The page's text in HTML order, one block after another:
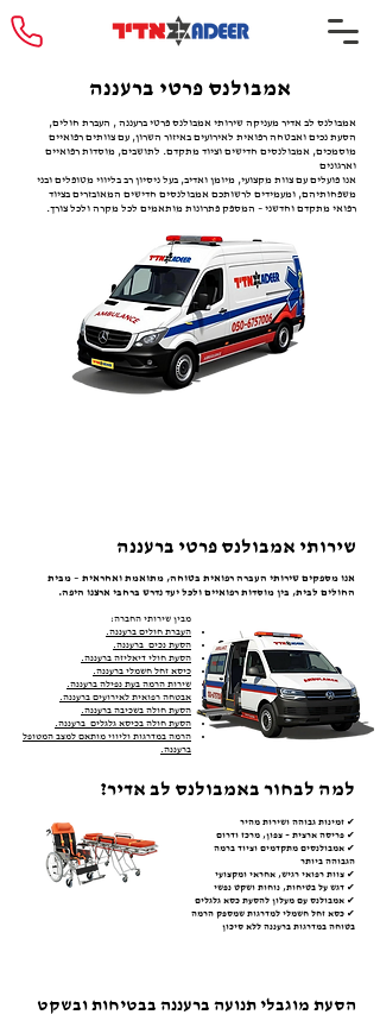
אמבולנס פרטי ברעננה
אמבולנס לב אדיר מעניקה שירותי אמבולנס פרטי ברעננה , העברת חולים,
הסעת נכים ואבטחה רפואית לאירועים באיזור השרון, עם צוותים רפואיים
מוסמכים, אמבולנסים חדישים וציוד מתקדם. לתושבים, מוסדות רפואיים
וארגונים
אנו פועלים עם צוות מקצועי, מיומן ואדיב, בעל ניסיון רב בליווי מטופלים ובני
משפחותיהם, ומעמידים לרשותכם אמבולנסים חדישים המאובזרים בציוד
רפואי מתקדם וחדשני – המספק פתרונות מותאמים לכל מקרה ולכל צורך.
שירותי אמבולנס פרטי ברעננה
אנו מספקים שירותי העברה רפואית בטוחה, מתואמת ואחראית – מבית
החולים לבית, בין מוסדות רפואיים ולכל יעד נדרש ברחבי ארצנו היפה.
מבין שירותי החברה:
העברת חולים ברעננה.
הסעת נכים ברעננה.
הסעת חולי דיאליזה ברעננה.
כיסא זחל חשמלי ברעננה.
שירות הרמה בעת נפילה ברעננה.
אבטחה רפואית לאירועים ברעננה.
הסעת חולה בשכיבה ברעננה.
הסעת חולה בכיסא גלגלים ברעננה.
הרמה במדרגות וליווי מותאם למצב המטופל
ברעננה.
למה לבחור באמבולנס לב אדיר?
✔ זמינות גבוהה ושירות מהיר
✔ פריסה ארצית – צפון, מרכז ודרום
✔ אמבולנסים מתקדמים וציוד ברמה
הגבוהה ביותר
✔ צוות רפואי רגיש, אחראי ומקצועי
✔ דגש על בטיחות, נוחות ושקט נפשי
✔ אמבולנס עם מעלון להסעת כסא גלגלים
✔ כסא זחל חשמלי למדרגות שמספק הרמה
בטוחה במדרגות ברעננה ללא סיכון
הסעת מוגבלי תנועה ברעננה בבטיחות ובשקט